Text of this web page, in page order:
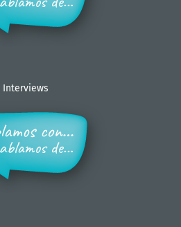
Interviews